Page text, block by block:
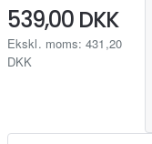
539,00 DKK
Ekskl. moms: 431,20
DKK